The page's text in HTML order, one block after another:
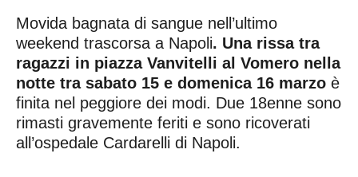
Movida bagnata di sangue nell’ultimo
weekend trascorsa a Napoli. Una rissa tra
ragazzi in piazza Vanvitelli al Vomero nella
notte tra sabato 15 e domenica 16 marzo è
finita nel peggiore dei modi. Due 18enne sono
rimasti gravemente feriti e sono ricoverati
all’ospedale Cardarelli di Napoli.